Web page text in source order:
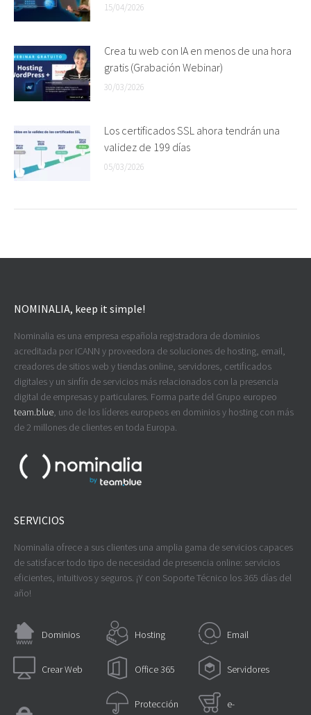
15/04/2026
Crea tu web con IA en menos de una hora
gratis (Grabación Webinar)
30/03/2026
Los certificados SSL ahora tendrán una
validez de 199 días
05/03/2026
NOMINALIA, keep it simple!
Nominalia es una empresa española registradora de dominios
acreditada por ICANN y proveedora de soluciones de hosting, email,
creadores de sitios web y tiendas online, servidores, certificados
digitales y un sinfín de servicios más relacionados con la presencia
digital de empresas y particulares. Forma parte del Grupo europeo
team.blue , uno de los líderes europeos en dominios y hosting con más
de 2 millones de clientes en toda Europa.
SERVICIOS
Nominalia ofrece a sus clientes una amplia gama de servicios capaces
de satisfacer todo tipo de necesidad de presencia online: servicios
eficientes, intuitivos y seguros. ¡Y con Soporte Técnico los 365 días del
año!
Dominios Hosting Email
Crear Web Office 365 Servidores
Protección
e-